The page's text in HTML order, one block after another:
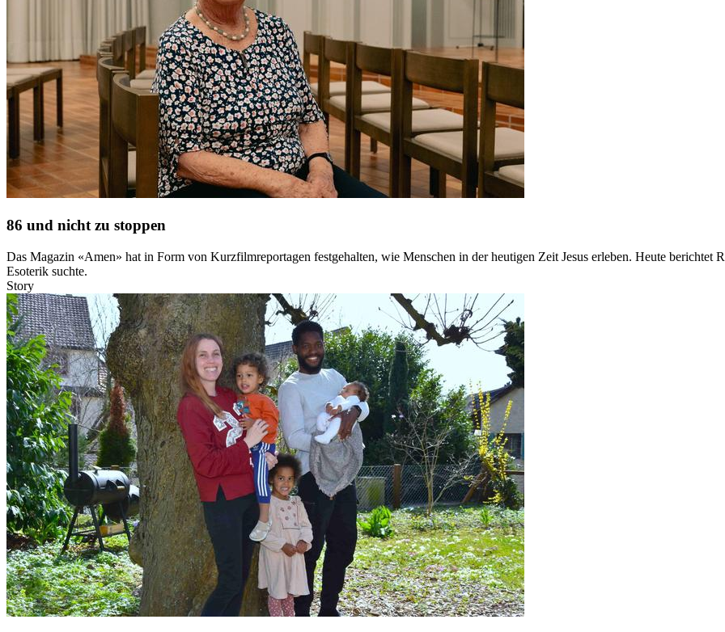
86 und nicht zu stoppen
Das Magazin «Amen» hat in Form von Kurzfilmreportagen festgehalten, wie Menschen in der heutigen Zeit Jesus erleben. Heute berichtet
Esoterik suchte.
Story